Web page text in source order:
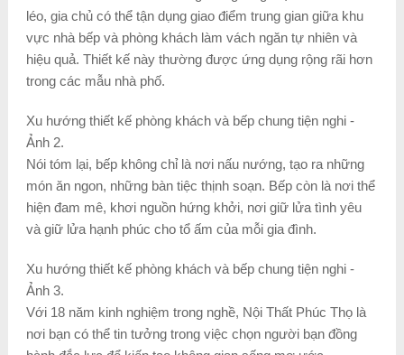
léo, gia chủ có thể tận dụng giao điểm trung gian giữa khu
vực nhà bếp và phòng khách làm vách ngăn tự nhiên và
hiệu quả. Thiết kế này thường được ứng dụng rộng rãi hơn
trong các mẫu nhà phố.
Xu hướng thiết kế phòng khách và bếp chung tiện nghi -
Ảnh 2.
Nói tóm lại, bếp không chỉ là nơi nấu nướng, tạo ra những
món ăn ngon, những bàn tiệc thịnh soạn. Bếp còn là nơi thể
hiện đam mê, khơi nguồn hứng khởi, nơi giữ lửa tình yêu
và giữ lửa hạnh phúc cho tổ ấm của mỗi gia đình.
Xu hướng thiết kế phòng khách và bếp chung tiện nghi -
Ảnh 3.
Với 18 năm kinh nghiệm trong nghề, Nội Thất Phúc Thọ là
nơi bạn có thể tin tưởng trong việc chọn người bạn đồng